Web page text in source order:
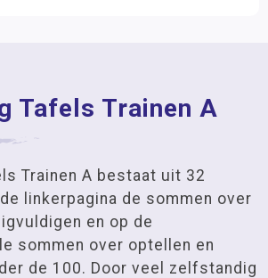
Tafels Trainen A
Trainen A bestaat uit 32
linkerpagina de sommen over
en op de
sommen over optellen en
de 100. Door veel zelfstandig